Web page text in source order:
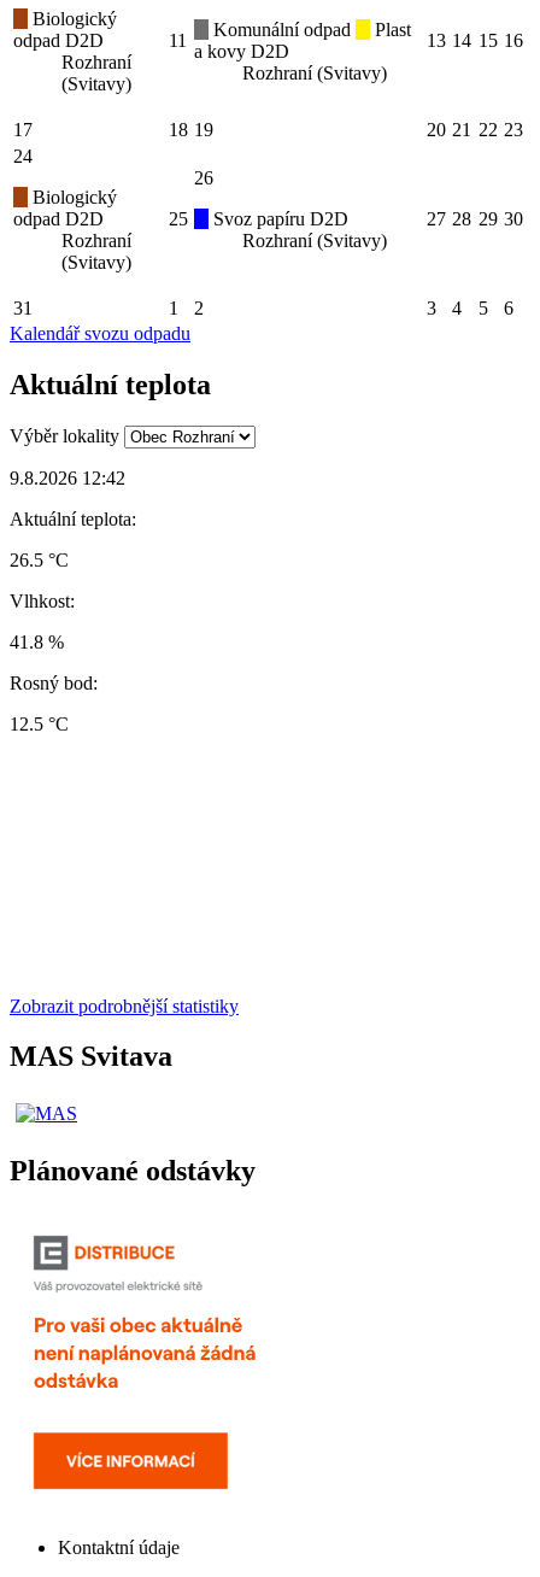
Biologický
odpad D2D
Rozhraní
(Svitavy)
11
Komunální odpad
Plast
a kovy D2D
Rozhraní (Svitavy)
13 14 15 16
17 18 19 20 21 22 23
24
Biologický
odpad D2D
Rozhraní
(Svitavy)
25
26
Svoz papíru D2D
Rozhraní (Svitavy)
27 28 29 30
31 1 2 3 4 5
6
Kalendář svozu odpadu
Aktuální teplota
Výběr lokality
9.8.2026 12:42
Aktuální teplota:
26.5 °C
Vlhkost:
41.8 %
Rosný bod:
12.5 °C
Zobrazit podrobnější statistiky
MAS Svitava
Plánované odstávky
Kontaktní údaje